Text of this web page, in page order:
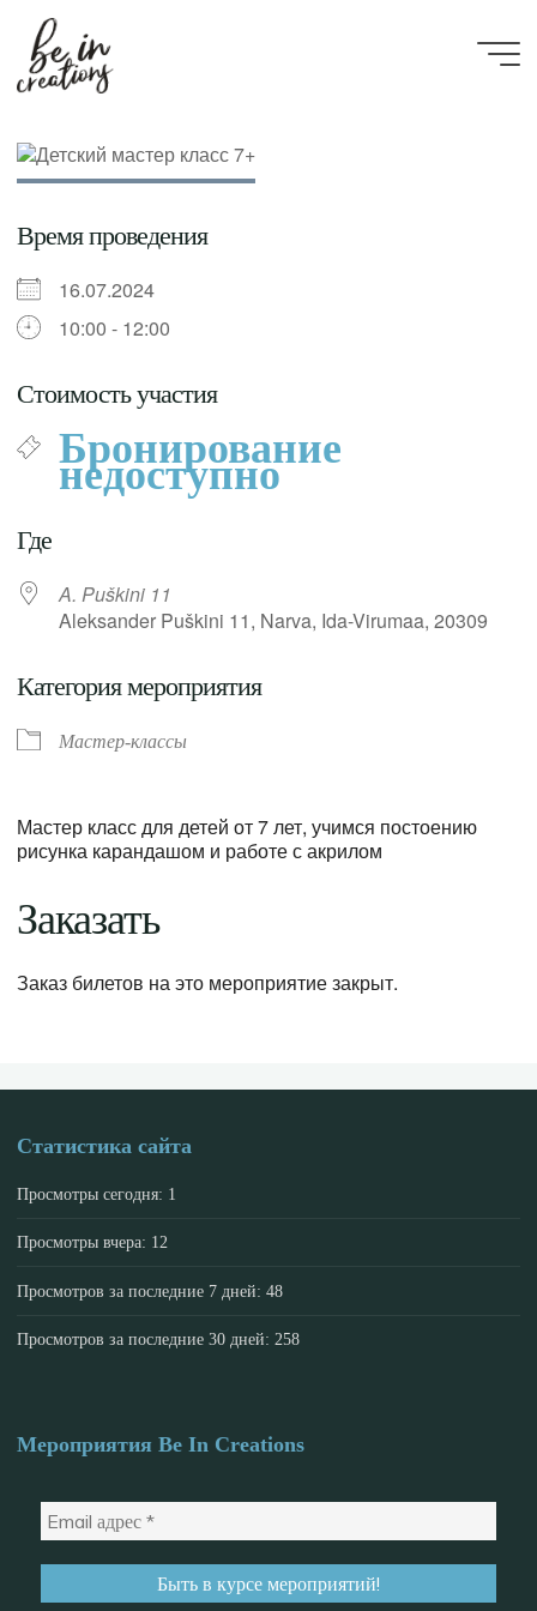
Время проведения
16.07.2024
10:00 - 12:00
Стоимость участия
Бронирование
недоступно
Где
A. Puškini 11
Aleksander Puškini 11, Narva, Ida-Virumaa, 20309
Категория мероприятия
Мастер-классы
Мастер класс для детей от 7 лет, учимся постоению
рисунка карандашом и работе с акрилом
Заказать
Заказ билетов на это мероприятие закрыт.
Статистика сайта
Просмотры сегодня: 1
Просмотры вчера: 12
Просмотров за последние 7 дней:48
Просмотров за последние 30 дней: 258
Мероприятия Be In Creations